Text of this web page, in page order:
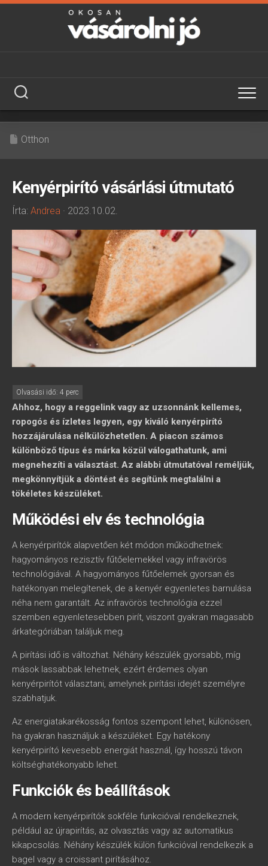
Skip
Otthon
Kenyérpirító vásárlási útmutató
Írta: Andrea · 2023.10.02.
Ahhoz, hogy a reggelink vagy az uzsonnánk kellemes,
ropogós és ízletes legyen, egy kiváló kenyérpirító
hozzájárulása nélkülözhetetlen. A piacon számos
különböző típus és márka közül válogathatunk, ami
megnehezíti a választást. Az alábbi útmutatóval reméljük,
megkönnyítjük a döntést és segítünk megtalálni a
tökéletes készüléket.
Működési elv és technológia
A kenyérpirítók alapvetően két módon működhetnek:
hagyományos rezisztív fűtőelemekkel vagy infravörös
technológiával. A hagyományos fűtőelemek gyorsan és
hatékonyan melegítenek, de a kenyér egyenletes barnulása
néha nem garantált. Az infravörös technológia ezzel
szemben egyenletesebben pirít, viszont gyakran magasabb
árkategóriában találjuk meg.
A pirítási idő is változhat. Néhány készülék gyorsabb, míg
mások lassabbak lehetnek, ezért érdemes olyan
kenyérpirítót választani, amelynek pirítási idejét személyre
szabhatjuk.
Az energiatakarékosság fontos szempont lehet, különösen,
ha gyakran használjuk a készüléket. Egy hatékony
kenyérpirító kevesebb energiát használ, így hosszú távon
költséghatékonyabb lehet.
Funkciók és beállítások
A modern kenyérpirítók sokféle funkcióval rendelkeznek,
például az újrapirítás, az olvasztás vagy az automatikus
kikapcsolás. Néhány készülék külön funkcióval rendelkezik a
bagel vagy a croissant pirításához.